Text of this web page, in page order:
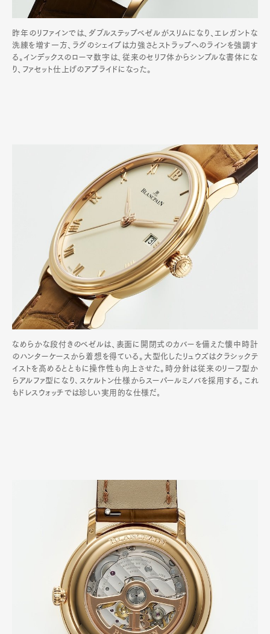
昨年のリファインでは、ダブルステップベゼルがスリムになり、エレガントな
洗練を増す一方、ラグのシェイプは力強さとストラップへのラインを強調す
る。インデックスのローマ数字は、従来のセリフ体からシンプルな書体にな
り、ファセット仕上げのアプライドになった。
なめらかな段付きのベゼルは、表面に開閉式のカバーを備えた懐中時計
のハンターケースから着想を得ている。大型化したリュウズはクラシックテ
イストを高めるとともに操作性も向上させた。時分針は従来のリーフ型か
らアルファ型になり､スケルトン仕様からスーパールミノバを採用する｡これ
もドレスウォッチでは珍しい実用的な仕様だ｡